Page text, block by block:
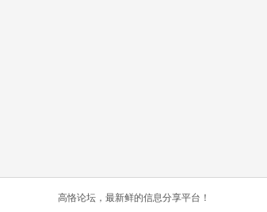
高恪论坛，最新鲜的信息分享平台！